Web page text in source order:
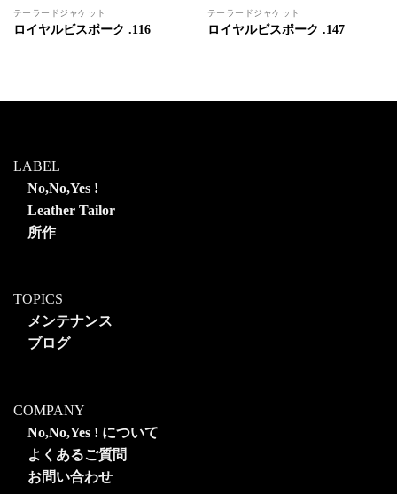
テーラードジャケット
ロイヤルビスポーク .116
テーラードジャケット
ロイヤルビスポーク .147
LABEL
No,No,Yes !
Leather Tailor
所作
TOPICS
メンテナンス
ブログ
COMPANY
No,No,Yes ! について
よくあるご質問
お問い合わせ